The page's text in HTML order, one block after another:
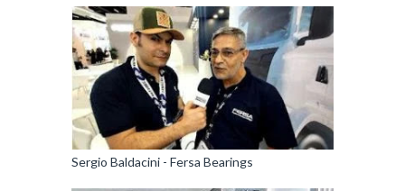
Sergio Baldacini - Fersa Bearings